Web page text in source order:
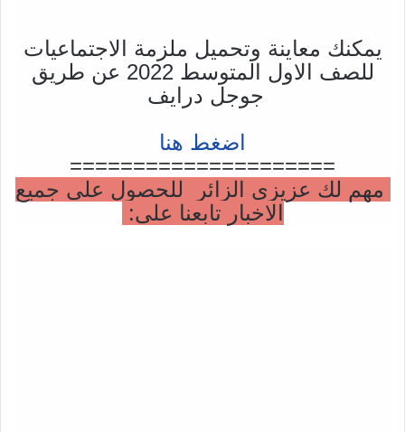
يمكنك معاينة وتحميل ملزمة الاجتماعيات
للصف الاول المتوسط 2022 عن طريق
جوجل درايف
اضغط هنا
=====================
مهم لك عزيزي الزائر للحصول على جميع
الاخبار تابعنا على: